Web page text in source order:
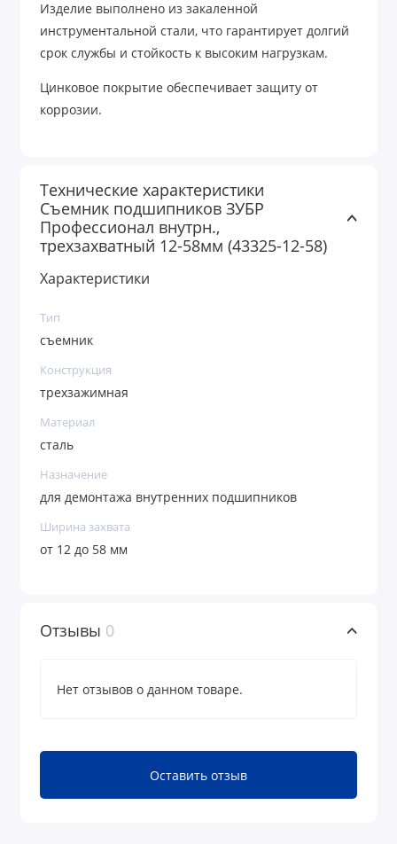
Изделие выполнено из закаленной
инструментальной стали, что гарантирует долгий
срок службы и стойкость к высоким нагрузкам.
Цинковое покрытие обеспечивает защиту от
коррозии.
Технические характеристики
Съемник подшипников ЗУБР
Профессионал внутрн.,
трехзахватный 12-58мм (43325-12-58)
Характеристики
Тип
съемник
Конструкция
трехзажимная
Материал
сталь
Назначение
для демонтажа внутренних подшипников
Ширина захвата
от 12 до 58 мм
Отзывы 0
Нет отзывов о данном товаре.
Оставить отзыв